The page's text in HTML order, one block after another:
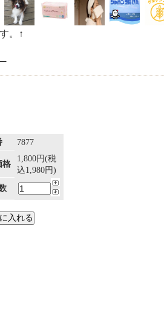
。↑
7877
格
1,800円(税
込1,980円)